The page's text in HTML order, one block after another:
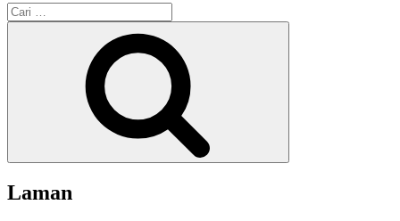
Pencarian
untuk:
Laman